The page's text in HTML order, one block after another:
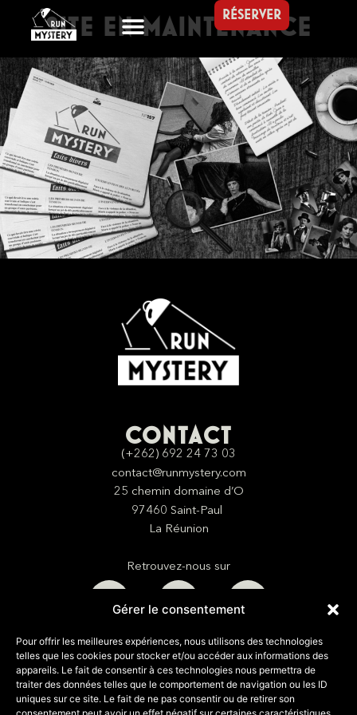
Gérer le consentement
Pour offrir les meilleures expériences, nous utilisons des technologies
telles que les cookies pour stocker et/ou accéder aux informations des
appareils. Le fait de consentir à ces technologies nous permettra de
traiter des données telles que le comportement de navigation ou les ID
uniques sur ce site. Le fait de ne pas consentir ou de retirer son
RÉSERVER
SITE EN MAINTENANCE
CONTACT
(+262) 692 24 73 03
contact@runmystery.com
25 chemin domaine d’O
97460 Saint-Paul
La Réunion
Retrouvez-nous sur
CGV|Politique de confidentialité|Mentions
légales